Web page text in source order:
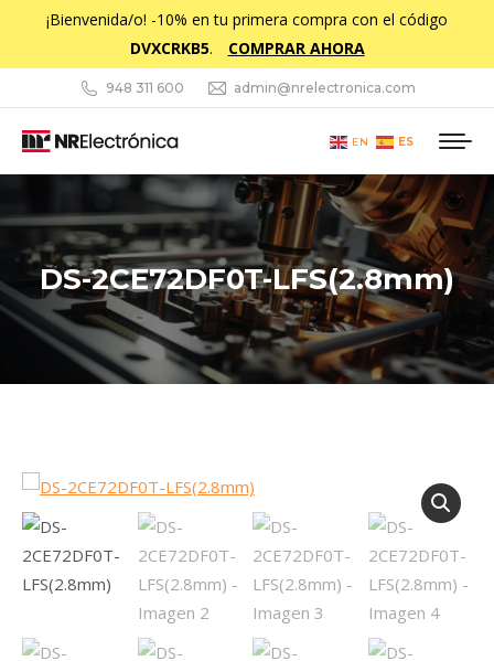
¡Bienvenida/o! -10% en tu primera compra con el código
DVXCRKB5. COMPRAR AHORA
948 311 600 admin@nrelectronica.com
EN ES
DS-2CE72DF0T-LFS(2.8mm)
Estás aquí: